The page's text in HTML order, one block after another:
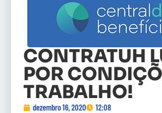
CONTRATUH
POR
TRABALHO!
dezembro 16, 2020 12:08